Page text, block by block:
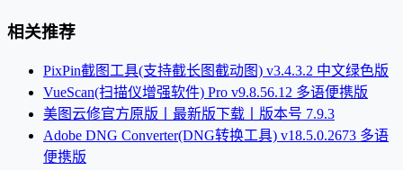
相关推荐
PixPin截图工具(支持截长图截动图) v3.4.3.2 中文绿色版
VueScan(扫描仪增强软件) Pro v9.8.56.12 多语便携版
美图云修官方原版丨最新版下载丨版本号 7.9.3
Adobe DNG Converter(DNG转换工具) v18.5.0.2673 多语
便携版